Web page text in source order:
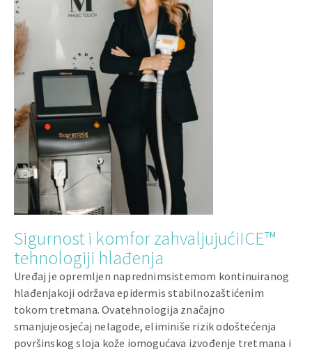
Sigurnost i komfor zahvaljujućiICE™
tehnologiji hlađenja
Uređaj je opremljen naprednimsistemom kontinuiranog
hlađenjakoji održava epidermis stabilnozaštićenim
tokom tretmana. Ovatehnologija značajno
smanjujeosjećaj nelagode, eliminiše rizik odoštećenja
površinskog sloja kože iomogućava izvođenje tretmana i